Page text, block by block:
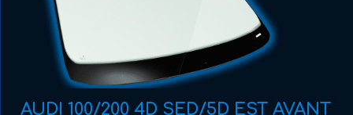
AUDI 100/200 4D SED/5D EST AVANT